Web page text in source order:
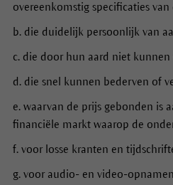
overeenkomstig specificaties
b. die duidelijk persoonlijk van
c. die door hun aard niet
d. die snel kunnen bederven of
e. waarvan de prijs gebonden is
financiële markt waarop de
f. voor losse kranten en
g. voor audio- en video-